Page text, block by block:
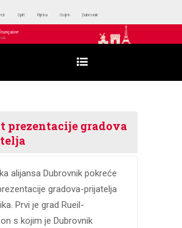
Split Rijeka Osijek Dubrovnik
prezentacije gradova
alijansa Dubrovnik pokreće
gradova-prijatelja
Prvi je grad Rueil-
s kojim je Dubrovnik